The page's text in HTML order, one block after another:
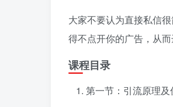
大家不要认为直接私信
得不点开你的广告，从而
课程目录
第一节：引流原理及